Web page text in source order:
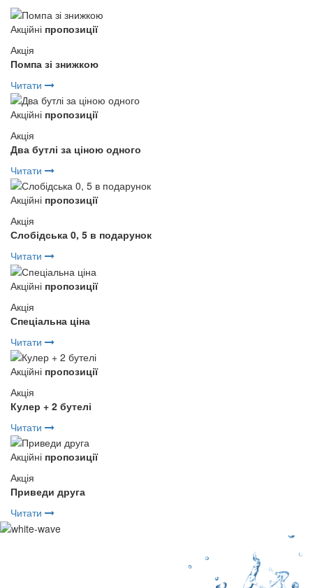
Акційні пропозиції
Акція
Помпа зі знижкою
Читати
Акційні пропозиції
Акція
Два бутлі за ціною одного
Читати
Акційні пропозиції
Акція
Слобідська 0, 5 в подарунок
Читати
Акційні пропозиції
Акція
Спеціальна ціна
Читати
Акційні пропозиції
Акція
Кулер + 2 бутелі
Читати
Акційні пропозиції
Акція
Приведи друга
Читати